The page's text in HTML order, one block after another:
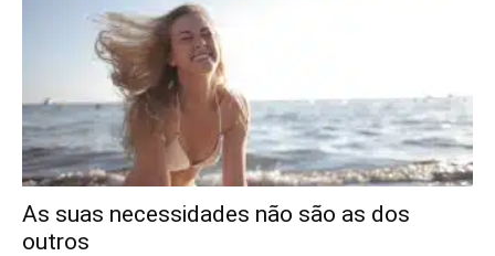
As suas necessidades não são as dos
outros